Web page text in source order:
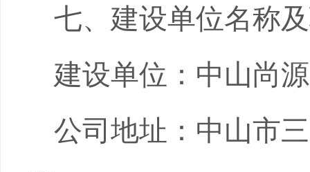
七、建设单位名称
建设单位：中山尚
公司地址：中山市